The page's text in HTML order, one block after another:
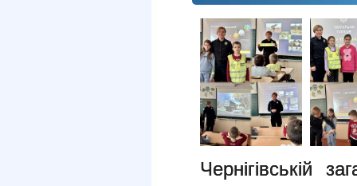
Чернігівській